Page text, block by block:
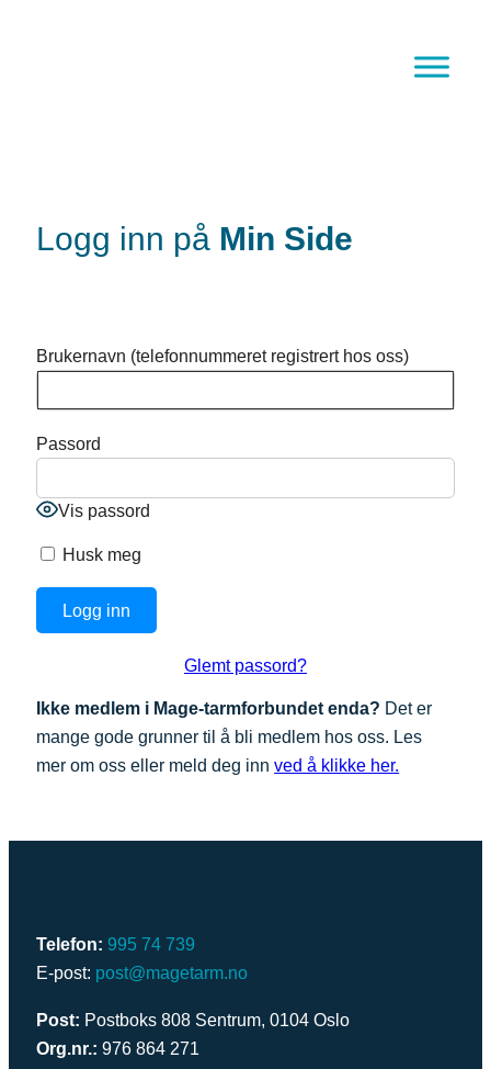
Logg inn på Min Side
Brukernavn (telefonnummeret registrert hos oss)
Passord
Vis passord
Husk meg
Glemt passord?
Ikke medlem i Mage-tarmforbundet enda? Det er
mange gode grunner til å bli medlem hos oss. Les
mer om oss eller meld deg innved å klikke her.
Telefon: 995 74 739
E-post: post@magetarm.no
Post: Postboks 808 Sentrum, 0104 Oslo
Org.nr.:976 864 271